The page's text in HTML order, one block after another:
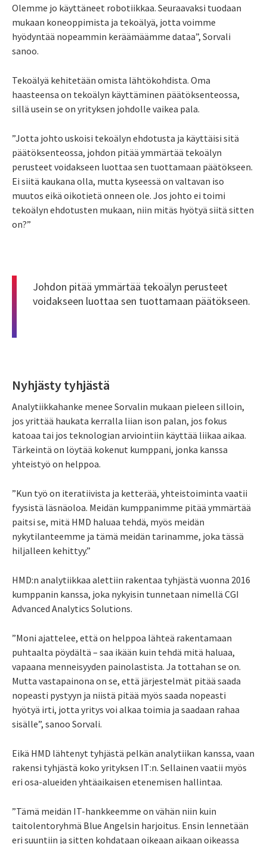
Olemme jo käyttäneet robotiikkaa. Seuraavaksi tuodaan
mukaan koneoppimista ja tekoälyä, jotta voimme
hyödyntää nopeammin keräämäämme dataa”, Sorvali
sanoo.
Tekoälyä kehitetään omista lähtökohdista. Oma
haasteensa on tekoälyn käyttäminen päätöksenteossa,
sillä usein se on yrityksen johdolle vaikea pala.
”Jotta johto uskoisi tekoälyn ehdotusta ja käyttäisi sitä
päätöksenteossa, johdon pitää ymmärtää tekoälyn
perusteet voidakseen luottaa sen tuottamaan päätökseen.
Ei siitä kaukana olla, mutta kyseessä on valtavan iso
muutos eikä oikotietä onneen ole. Jos johto ei toimi
tekoälyn ehdotusten mukaan, niin mitäs hyötyä siitä sitten
on?”
Johdon pitää ymmärtää tekoälyn perusteet
voidakseen luottaa sen tuottamaan päätökseen.
Nyhjästy tyhjästä
Analytiikkahanke menee Sorvalin mukaan pieleen silloin,
jos yrittää haukata kerralla liian ison palan, jos fokus
katoaa tai jos teknologian arviointiin käyttää liikaa aikaa.
Tärkeintä on löytää kokenut kumppani, jonka kanssa
yhteistyö on helppoa.
”Kun työ on iteratiivista ja ketterää, yhteistoiminta vaatii
fyysistä läsnäoloa. Meidän kumppanimme pitää ymmärtää
paitsi se, mitä HMD haluaa tehdä, myös meidän
nykytilanteemme ja tämä meidän tarinamme, joka tässä
hiljalleen kehittyy.”
HMD:n analytiikkaa alettiin rakentaa tyhjästä vuonna 2016
kumppanin kanssa, joka nykyisin tunnetaan nimellä CGI
Advanced Analytics Solutions.
”Moni ajattelee, että on helppoa lähteä rakentamaan
puhtaalta pöydältä – saa ikään kuin tehdä mitä haluaa,
vapaana menneisyyden painolastista. Ja tottahan se on.
Mutta vastapainona on se, että järjestelmät pitää saada
nopeasti pystyyn ja niistä pitää myös saada nopeasti
hyötyä irti, jotta yritys voi alkaa toimia ja saadaan rahaa
sisälle”, sanoo Sorvali.
Eikä HMD lähtenyt tyhjästä pelkän analytiikan kanssa, vaan
rakensi tyhjästä koko yrityksen IT:n. Sellainen vaatii myös
eri osa-alueiden yhtäaikaisen etenemisen hallintaa.
”Tämä meidän IT-hankkeemme on ­vähän niin kuin
taitolentoryhmä Blue Angelsin harjoitus. Ensin lennetään
eri suuntiin ja sitten kohdataan oikeaan aikaan oikeassa